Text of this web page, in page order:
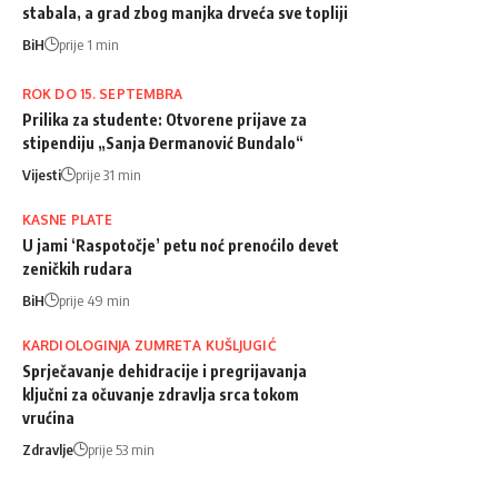
stabala, a grad zbog manjka drveća sve topliji
BiH prije 1 min
ROK DO 15. SEPTEMBRA
Prilika za studente: Otvorene prijave za
stipendiju „Sanja Đermanović Bundalo“
Vijesti prije 31 min
KASNE PLATE
U jami ‘Raspotočje’ petu noć prenoćilo devet
zeničkih rudara
BiH prije 49 min
KARDIOLOGINJA ZUMRETA KUŠLJUGIĆ
Sprječavanje dehidracije i pregrijavanja
ključni za očuvanje zdravlja srca tokom
vrućina
Zdravlje prije 53 min